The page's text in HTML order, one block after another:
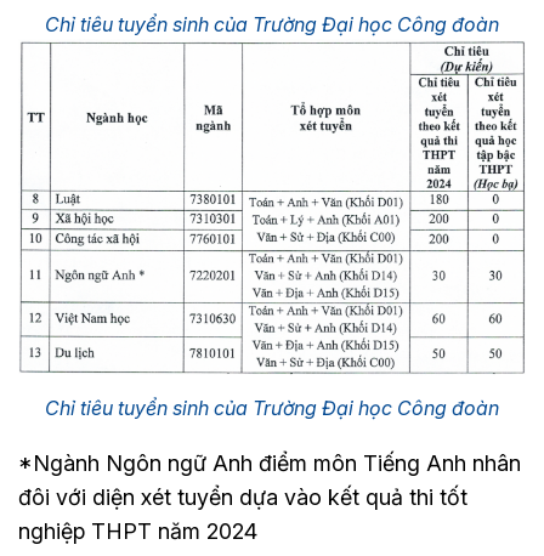
Chỉ tiêu tuyển sinh của Trường Đại học Công đoàn
Chỉ tiêu tuyển sinh của Trường Đại học Công đoàn
*Ngành Ngôn ngữ Anh điểm môn Tiếng Anh nhân
đôi với diện xét tuyển dựa vào kết quả thi tốt
nghiệp THPT năm 2024